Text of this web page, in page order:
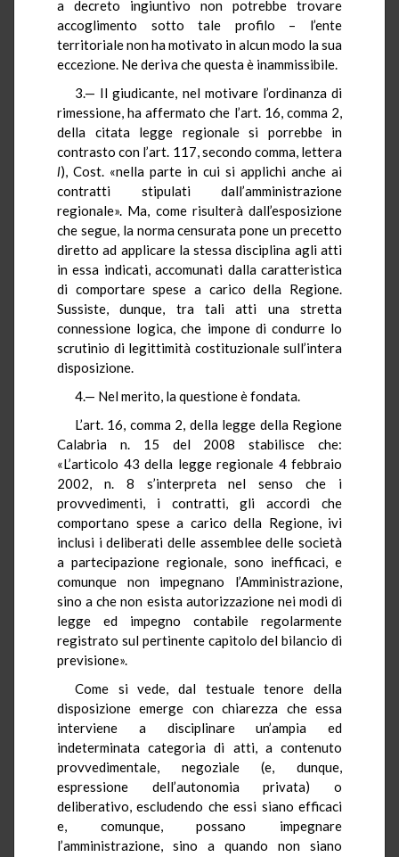
a decreto ingiuntivo non potrebbe trovare
accoglimento sotto tale profilo – l’ente
territoriale non ha motivato in alcun modo la sua
eccezione. Ne deriva che questa è inammissibile.
3.— Il giudicante, nel motivare l’ordinanza di
rimessione, ha affermato che l’art. 16, comma 2,
della citata legge regionale si porrebbe in
contrasto con l’art. 117, secondo comma, lettera
l), Cost. «nella parte in cui si applichi anche ai
contratti stipulati dall’amministrazione
regionale». Ma, come risulterà dall’esposizione
che segue, la norma censurata pone un precetto
diretto ad applicare la stessa disciplina agli atti
in essa indicati, accomunati dalla caratteristica
di comportare spese a carico della Regione.
Sussiste, dunque, tra tali atti una stretta
connessione logica, che impone di condurre lo
scrutinio di legittimità costituzionale sull’intera
disposizione.
4.— Nel merito, la questione è fondata.
L’art. 16, comma 2, della legge della Regione
Calabria n. 15 del 2008 stabilisce che:
«L’articolo 43 della legge regionale 4 febbraio
2002, n. 8 s’interpreta nel senso che i
provvedimenti, i contratti, gli accordi che
comportano spese a carico della Regione, ivi
inclusi i deliberati delle assemblee delle società
a partecipazione regionale, sono inefficaci, e
comunque non impegnano l’Amministrazione,
sino a che non esista autorizzazione nei modi di
legge ed impegno contabile regolarmente
registrato sul pertinente capitolo del bilancio di
previsione».
Come si vede, dal testuale tenore della
disposizione emerge con chiarezza che essa
interviene a disciplinare un’ampia ed
indeterminata categoria di atti, a contenuto
provvedimentale, negoziale (e, dunque,
espressione dell’autonomia privata) o
deliberativo, escludendo che essi siano efficaci
e, comunque, possano impegnare
l’amministrazione, sino a quando non siano